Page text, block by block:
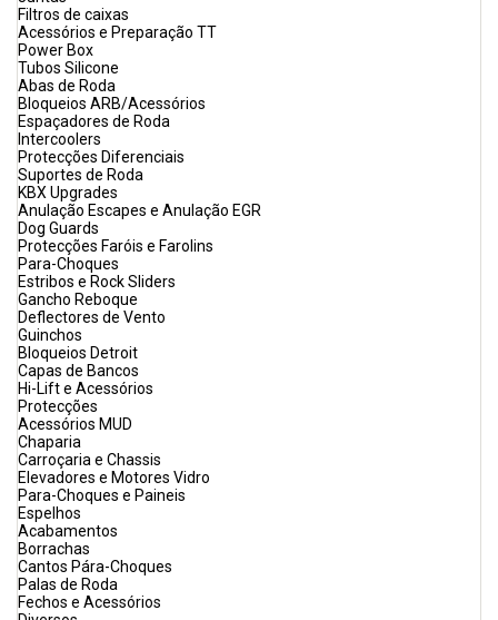
Filtros de caixas
Acessórios e Preparação TT
Power Box
Tubos Silicone
Abas de Roda
Bloqueios ARB/Acessórios
Espaçadores de Roda
Intercoolers
Protecções Diferenciais
Suportes de Roda
KBX Upgrades
Anulação Escapes e Anulação EGR
Dog Guards
Protecções Faróis e Farolins
Para-Choques
Estribos e Rock Sliders
Gancho Reboque
Deflectores de Vento
Guinchos
Bloqueios Detroit
Capas de Bancos
Hi-Lift e Acessórios
Protecções
Acessórios MUD
Chaparia
Carroçaria e Chassis
Elevadores e Motores Vidro
Para-Choques e Paineis
Espelhos
Acabamentos
Borrachas
Cantos Pára-Choques
Palas de Roda
Fechos e Acessórios